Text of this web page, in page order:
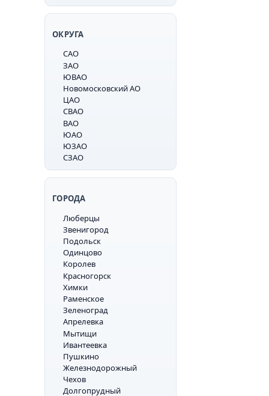
ОКРУГА
САО
ЗАО
ЮВАО
Новомосковский АО
ЦАО
СВАО
ВАО
ЮАО
ЮЗАО
СЗАО
ГОРОДА
Люберцы
Звенигород
Подольск
Одинцово
Королев
Красногорск
Химки
Раменское
Зеленоград
Апрелевка
Мытищи
Ивантеевка
Пушкино
Железнодорожный
Чехов
Долгопрудный